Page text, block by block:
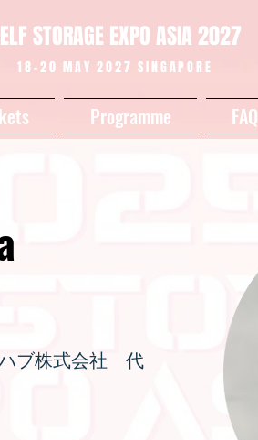
STORAGE EXPO ASIA 2027
18-20 MAY 2027 SINGAPORE
Programme FAQ
ハブ株式会社 代